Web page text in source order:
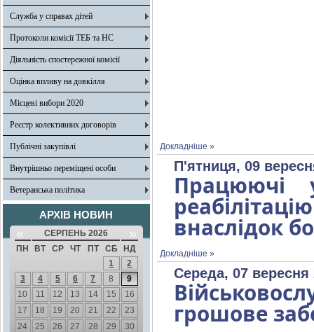
Служба у справах дітей
Протоколи комісії ТЕБ та НС
Діяльність спостережної комісії
Оцінка впливу на довкілля
Місцеві вибори 2020
Реєстр колективних договорів
Публічні закупівлі
Внутрішньо переміщені особи
Ветеранська політика
АРХІВ НОВИН
« СЕРПЕНЬ 2026 »
ПН ВТ СР ЧТ ПТ СБ
НД
1
2
3
4 5 6 7 8
9
10
11 12 13 14 15
16
17
18 19 20 21 22
23
24
25 26 27 28 29
30
Докладніше »
П'ятниця, 09
Працюючі
внаслідок
Докладніше »
Середа, 07 вересня
грошове